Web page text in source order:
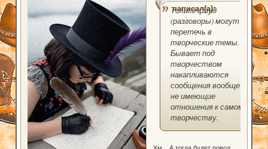
написал(а):
Только флуд
(разговоры) могут
перетечь в
творческие темы.
Бывает под
творчеством
накапливаются
сообщения вообще
не имеющие
отношения к самому
творчеству.